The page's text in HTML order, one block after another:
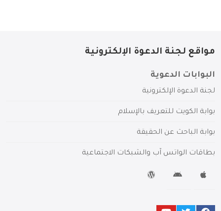
مواقع لجنة الدعوة الإلكترونية
البوابات الدعوية
لجنة الدعوة الإلكترونية
بوابة الكويت للتعريف بالإسلام
بوابة الباحث عن الحقيقة
بطاقات الواتس آب والشبكات الاجتماعية